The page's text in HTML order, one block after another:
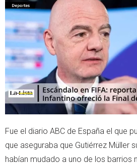
Fue el diario ABC de España el que
que aseguraba que Gutiérrez Müller
habían mudado a uno de los barrios